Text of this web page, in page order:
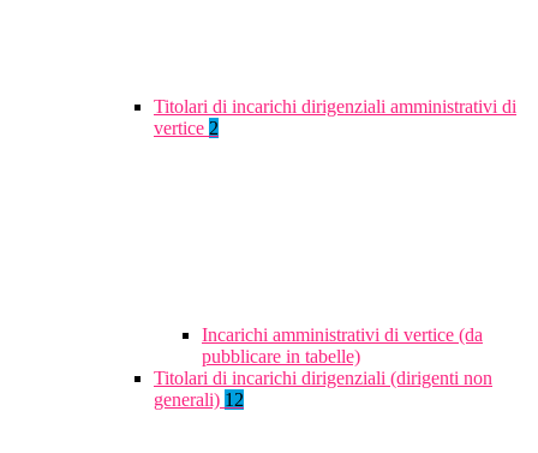
Titolari di incarichi dirigenziali amministrativi di
vertice 2
Incarichi amministrativi di vertice (da
pubblicare in tabelle)
Titolari di incarichi dirigenziali (dirigenti non
generali) 12